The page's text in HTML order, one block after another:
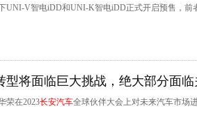
UNI-V智电iDD和UNI-K智电iDD正式开启预售，前
型将面临巨大挑战，绝大部分面
荣在2023长安汽车全球伙伴大会上对未来汽车市场